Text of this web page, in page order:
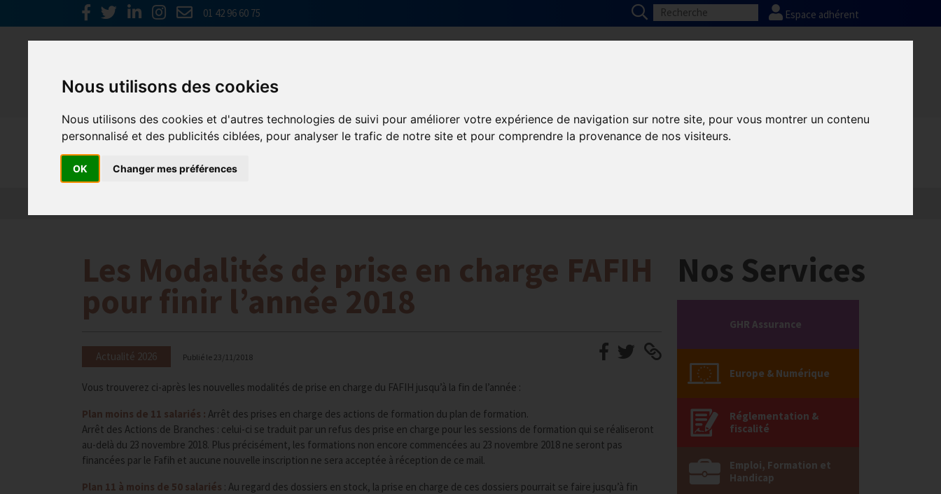
Nous utilisons des cookies
Nous utilisons des cookies et d'autres technologies de suivi pour améliorer votre expérience de navigation sur notre site, pour vous montrer un contenu
personnalisé et des publicités ciblées, pour analyser le trafic de notre site et pour comprendre la provenance de nos visiteurs.
OK Changer mes préférences
01 42 96 60 75 Espace adhérent
Emploi, Formation et Handicap
Les Modalités de prise en charge FAFIH
pour finir l’année 2018
Actualité 2026 Publié le 23/11/2018
Vous trouverez ci-après les nouvelles modalités de prise en charge du FAFIH jusqu’à la fin de l’année :
Plan moins de 11 salariés : Arrêt des prises en charge des actions de formation du plan de formation.
Arrêt des Actions de Branches : celui-ci se traduit par un refus des prise en charge pour les sessions de formation qui se réaliseront
au-delà du 23 novembre 2018. Plus précisément, les formations non encore commencées au 23 novembre 2018 ne seront pas
financées par le Fafih et aucune nouvelle inscription ne sera acceptée à réception de ce mail.
Plan 11 à moins de 50 salariés : Au regard des dossiers en stock, la prise en charge de ces dossiers pourrait se faire jusqu’à fin
Nos Services
GHR Assurance
Europe & Numérique
Réglementation &
fiscalité
Emploi, Formation et
Handicap